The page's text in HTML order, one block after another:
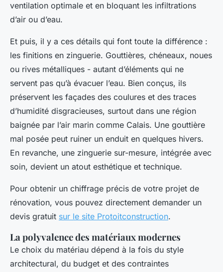
ventilation optimale et en bloquant les infiltrations
d’air ou d’eau.
Et puis, il y a ces détails qui font toute la différence :
les finitions en zinguerie. Gouttières, chéneaux, noues
ou rives métalliques - autant d’éléments qui ne
servent pas qu’à évacuer l’eau. Bien conçus, ils
préservent les façades des coulures et des traces
d’humidité disgracieuses, surtout dans une région
baignée par l’air marin comme Calais. Une gouttière
mal posée peut ruiner un enduit en quelques hivers.
En revanche, une zinguerie sur-mesure, intégrée avec
soin, devient un atout esthétique et technique.
Pour obtenir un chiffrage précis de votre projet de
rénovation, vous pouvez directement demander un
devis gratuit sur le site Protoitconstruction.
La polyvalence des matériaux modernes
Le choix du matériau dépend à la fois du style
architectural, du budget et des contraintes